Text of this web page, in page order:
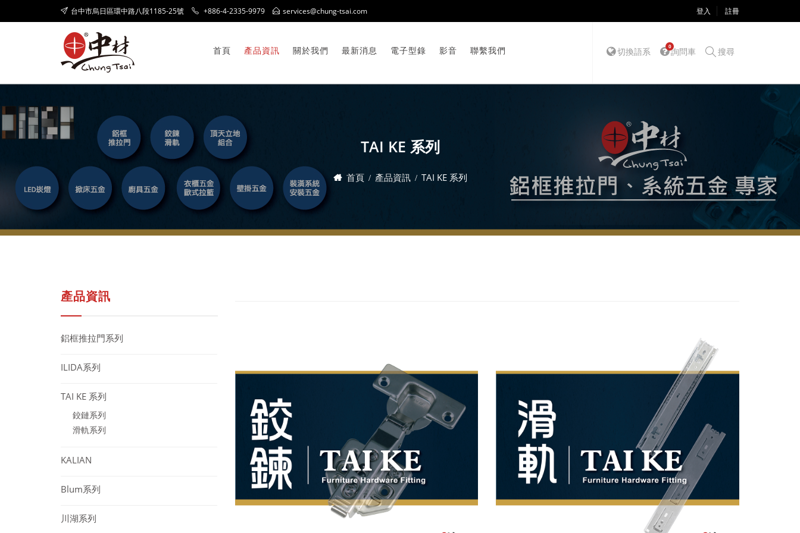
台中市烏日區環中路八段1185-25號 +886-4-2335-9979 services@chung-tsai.com 登入 註冊
首頁 產品資訊 關於我們 最新消息 電子型錄 影音 聯繫我們 切換語系 0詢問車 搜尋
TAI KE 系列
首頁 產品資訊 TAI KE 系列
產品資訊
鋁框推拉門系列
ILIDA系列
TAI KE 系列
鉸鏈系列
滑軌系列
KALIAN
Blum系列
川湖系列